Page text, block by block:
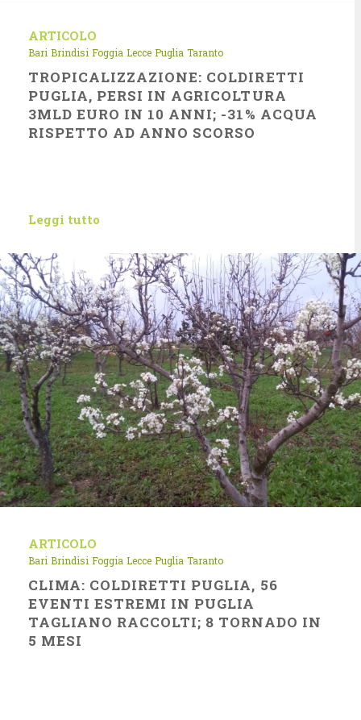
ARTICOLO
Bari Brindisi Foggia Lecce Puglia Taranto
TROPICALIZZAZIONE: COLDIRETTI
PUGLIA, PERSI IN AGRICOLTURA
3MLD EURO IN 10 ANNI; -31% ACQUA
RISPETTO AD ANNO SCORSO
Leggi tutto
ARTICOLO
Bari Brindisi Foggia Lecce Puglia Taranto
CLIMA: COLDIRETTI PUGLIA, 56
EVENTI ESTREMI IN PUGLIA
TAGLIANO RACCOLTI; 8 TORNADO IN
5 MESI